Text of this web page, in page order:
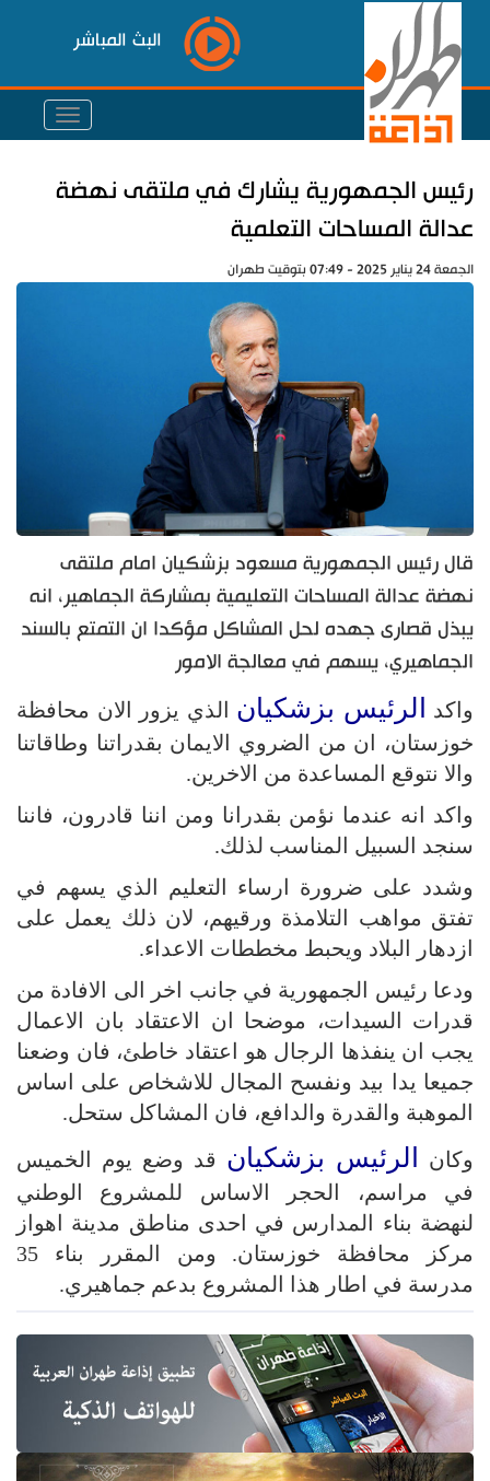
البث المباشر
رئيس الجمهورية يشارك في ملتقى نهضة
عدالة المساحات التعلمية
الجمعة 24 يناير 2025 - 07:49 بتوقيت طهران
قال رئيس الجمهورية مسعود بزشكيان امام ملتقى
نهضة عدالة المساحات التعليمية بمشاركة الجماهير، انه
يبذل قصارى جهده لحل المشاكل مؤكدا ان التمتع بالسند
الجماهيري، يسهم في معالجة الامور
واكد
الرئيس بزشكيان الذي يزور الان محافظة
خوزستان، ان من الضروي الايمان بقدراتنا وطاقاتنا
والا نتوقع المساعدة من الاخرين.
واكد انه عندما نؤمن بقدرانا ومن اننا قادرون، فاننا
سنجد السبيل المناسب لذلك.
وشدد على ضرورة ارساء التعليم الذي يسهم في
تفتق مواهب التلامذة ورقيهم، لان ذلك يعمل على
ازدهار البلاد ويحبط مخططات الاعداء.
ودعا رئيس الجمهورية في جانب اخر الى الافادة من
قدرات السيدات، موضحا ان الاعتقاد بان الاعمال
يجب ان ينفذها الرجال هو اعتقاد خاطئ، فان وضعنا
جميعا يدا بيد ونفسح المجال للاشخاص على اساس
الموهبة والقدرة والدافع، فان المشاكل ستحل.
وكان
الرئيس بزشكيان قد وضع يوم الخميس
في مراسم، الحجر الاساس للمشروع الوطني
لنهضة بناء المدارس في احدى مناطق مدينة اهواز
مركز محافظة خوزستان. ومن المقرر بناء 35
مدرسة في اطار هذا المشروع بدعم جماهيري.